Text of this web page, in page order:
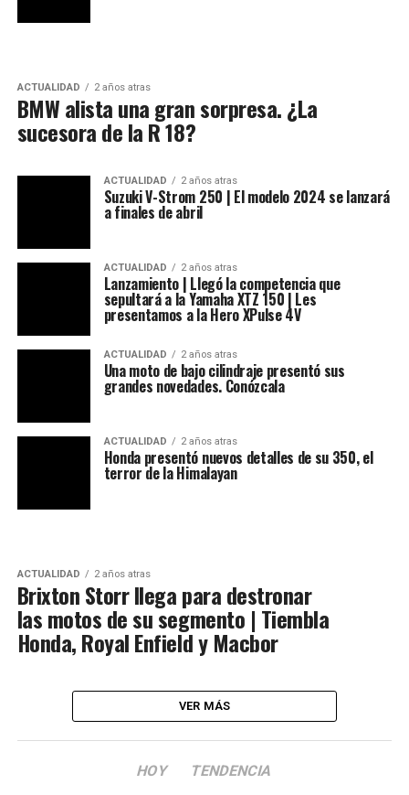
ACTUALIDAD 2 años atras
BMW alista una gran sorpresa. ¿La
sucesora de la R 18?
ACTUALIDAD 2 años atras
Suzuki V-Strom 250 | El modelo 2024 se lanzará
a finales de abril
ACTUALIDAD 2 años atras
Lanzamiento | Llegó la competencia que
sepultará a la Yamaha XTZ 150 | Les
presentamos a la Hero XPulse 4V
ACTUALIDAD 2 años atras
Una moto de bajo cilindraje presentó sus
grandes novedades. Conózcala
ACTUALIDAD 2 años atras
Honda presentó nuevos detalles de su 350, el
terror de la Himalayan
ACTUALIDAD 2 años atras
Brixton Storr llega para destronar
las motos de su segmento | Tiembla
Honda, Royal Enfield y Macbor
VER MÁS
HOY TENDENCIA